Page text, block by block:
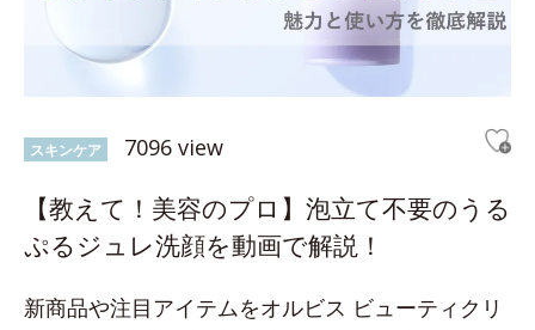
スキンケア 7096 view
【教えて！美容のプロ】泡立て不要のうる
ぷるジュレ洗顔を動画で解説！
新商品や注目アイテムをオルビス ビューティクリ